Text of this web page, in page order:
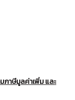
ภาษีมูลค่าเพิ่ม และ